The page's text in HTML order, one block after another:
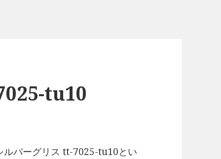
tu10
ルバーグリス tt-7025-tu10とい